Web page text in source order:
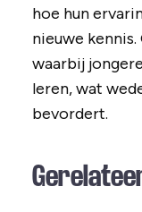
hoe hun
nieuwe
waarbij
leren, wat
bevordert.